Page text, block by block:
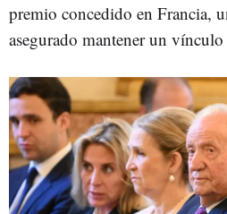
premio concedido en Francia,
asegurado mantener un vínculo